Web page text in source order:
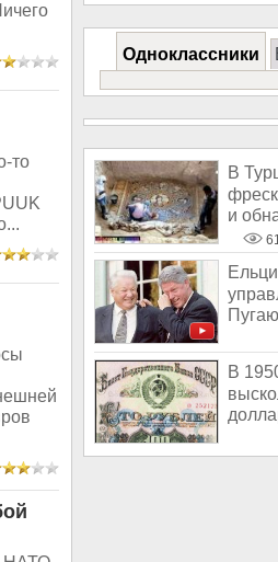
то
Одноклассники
В
и
В